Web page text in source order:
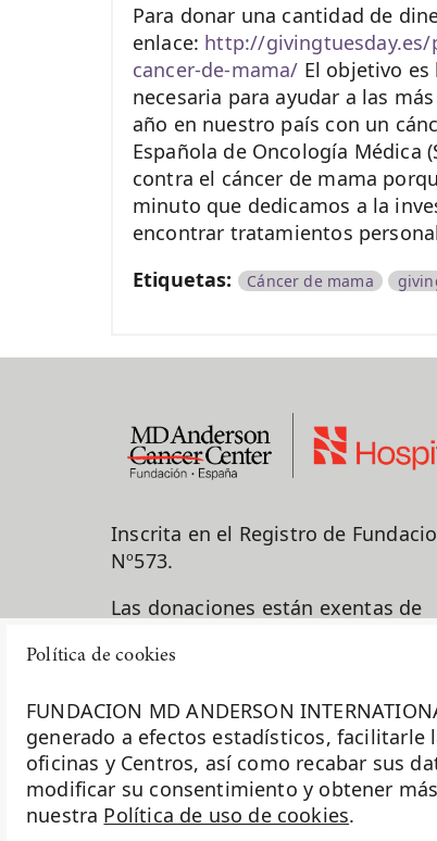
Política de cookies
FUNDACION MD ANDERSON
generado a efectos estadísticos,
oficinas y Centros, así como recabar sus
modificar su consentimiento y obtener
nuestra Política de uso de cookies.
Para donar una cantidad de
enlace: http://
cancer-de-mama/ El objetivo
necesaria para ayudar a las
año en nuestro país con un
Española de Oncología Médica
contra el cáncer de mama
minuto que dedicamos a la
encontrar tratamientos
Etiquetas:
Cáncer de mama
Inscrita en el Registro de
Nº573.
Las donaciones están exentas de
C/ Arturo Soria, 270 28033